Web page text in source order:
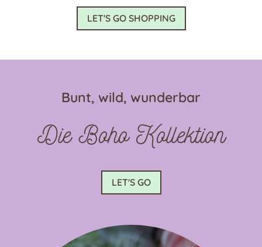
der
gewählt
werden
LET'S GO SHOPPING
Bunt, wild, wunderbar
Die Boho Kollektion
LET'S GO